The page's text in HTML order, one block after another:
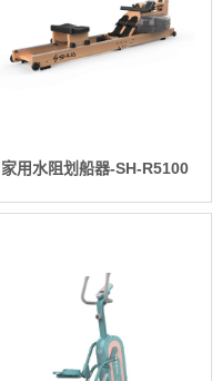
家用水阻划船器-SH-R5100